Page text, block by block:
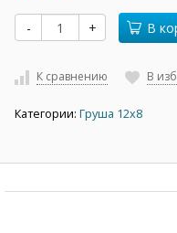
- + В
К сравнению В
Категории: Груша 12х8